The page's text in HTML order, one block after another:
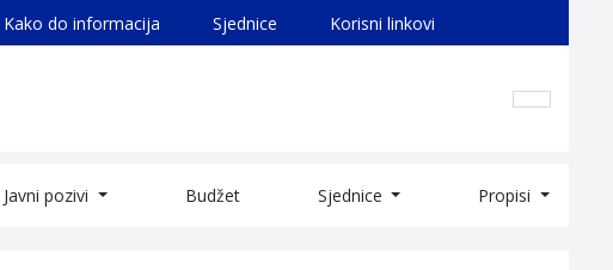
Kako do informacija Sjednice Korisni linkovi
Javni pozivi Budžet Sjednice Propisi